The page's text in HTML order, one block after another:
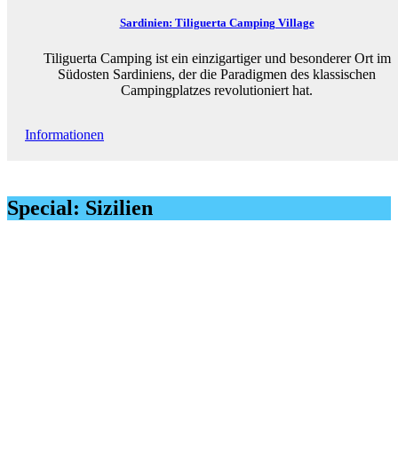
Sardinien: Tiliguerta Camping Village
Tiliguerta Camping ist ein einzigartiger und besonderer Ort im
Südosten Sardiniens, der die Paradigmen des klassischen
Campingplatzes revolutioniert hat.
Informationen
Special: Sizilien